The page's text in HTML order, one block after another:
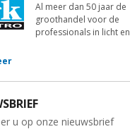
Al meer dan 50 jaar de
groothandel voor de
professionals in licht en
u op onze nieuwsbrief